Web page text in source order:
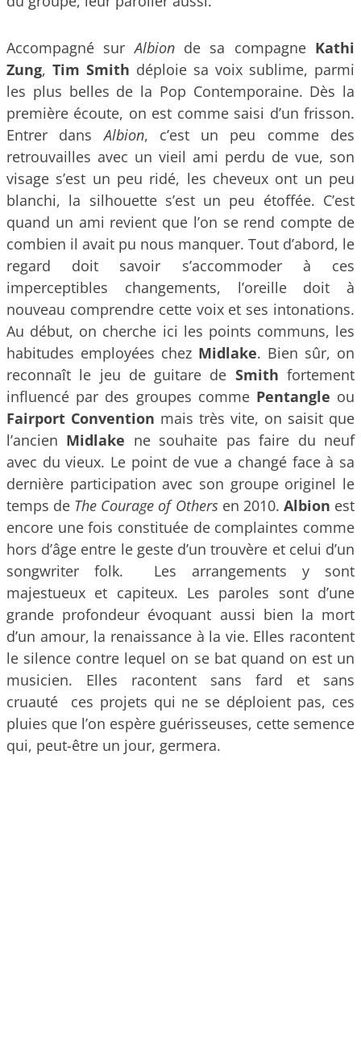
Accompagné surAlbionde sa compagne Kathi
Zung, Tim Smith déploie sa voix sublime, parmi
les plus belles de la Pop Contemporaine. Dès la
première écoute, on est comme saisi d’un frisson.
Entrer dans Albion, c’est un peu comme des
retrouvailles avec un vieil ami perdu de vue, son
visage s’est un peu ridé, les cheveux ont un peu
blanchi, la silhouette s’est un peu étoffée. C’est
quand un ami revient que l’on se rend compte de
combien il avait pu nous manquer. Tout d’abord, le
regard doit savoir s’accommoder à ces
imperceptibles changements, l’oreille doit à
nouveau comprendre cette voix et ses intonations.
Au début, on cherche ici les points communs, les
habitudes employées chez Midlake. Bien sûr, on
reconnaît le jeu de guitare de Smith fortement
influencé par des groupes comme Pentangle ou
Fairport Convention mais très vite, on saisit que
l’ancien Midlake ne souhaite pas faire du neuf
avec du vieux. Le point de vue a changé face à sa
dernière participation avec son groupe originel le
temps de The Courage of Others en 2010. Albion est
encore une fois constituée de complaintes comme
hors d’âge entre le geste d’un trouvère et celui d’un
songwriter folk. Les arrangements y sont
majestueux et capiteux. Les paroles sont d’une
grande profondeur évoquant aussi bien la mort
d’un amour, la renaissance à la vie. Elles racontent
le silence contre lequel on se bat quand on est un
musicien. Elles racontent sans fard et sans
cruauté ces projets qui ne se déploient pas, ces
pluies que l’on espère guérisseuses, cette semence
qui, peut-être un jour, germera.